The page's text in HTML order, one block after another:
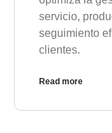
servicio,
seguimiento
clientes.
Read more